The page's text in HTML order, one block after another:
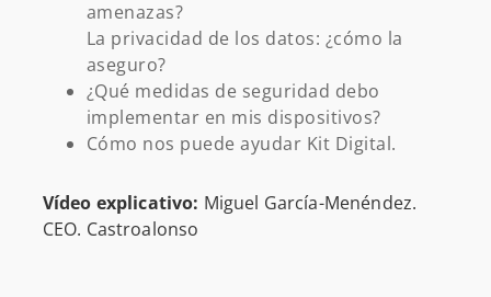
amenazas?
La privacidad de los datos: ¿cómo la
aseguro?
¿Qué medidas de seguridad debo
implementar en mis dispositivos?
Cómo nos puede ayudar Kit Digital.
Vídeo explicativo: Miguel García-Menéndez.
CEO. Castroalonso